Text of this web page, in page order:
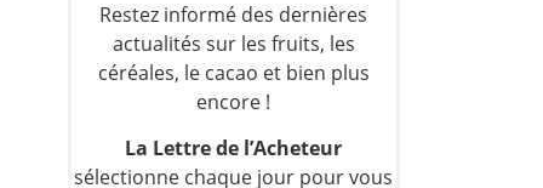
Restez informé des dernières
actualités sur les fruits, les
céréales, le cacao et bien plus
encore !
La Lettre de l’Acheteur
sélectionne chaque jour pour vous